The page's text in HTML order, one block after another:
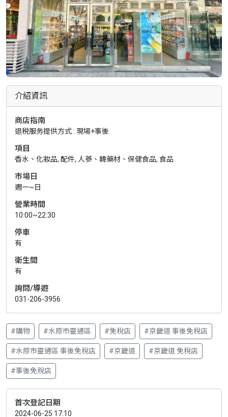
介紹資訊
商店指南
退税服务提供方式 : 現場+事後
項目
香水、化妝品, 配件, 人蔘、韓藥材、保健食品, 食品
市場日
週一~日
營業時間
10:00~22:30
停車
有
衛生間
有
詢問/導遊
031-206-3956
#購物 #水原市靈通區 #免稅店 #京畿道 事後免稅店
#水原市靈通區 事後免稅店 #京畿道 #京畿道 免稅店
#事後免稅店
首次登記日期
2024-06-25 17:10